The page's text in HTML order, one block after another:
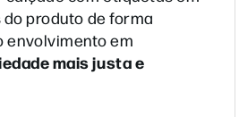
produto de forma
envolvimento em
mais justa e